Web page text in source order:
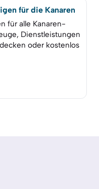
für die Kanaren
für alle Kanaren-
Dienstleistungen
oder kostenlos